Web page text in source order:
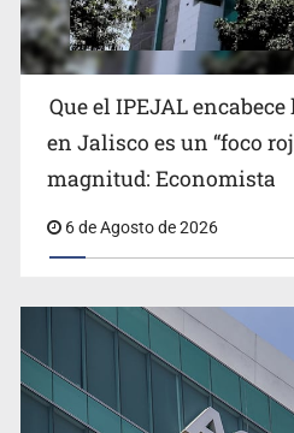
Congreso, de vacación y con
Que el IPEJAL
en Jalisco es un “foco
magnitud: Economista
6 de Agosto de 2026